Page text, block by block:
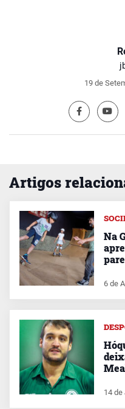
19 de
Artigos
Na
6 de
14 de